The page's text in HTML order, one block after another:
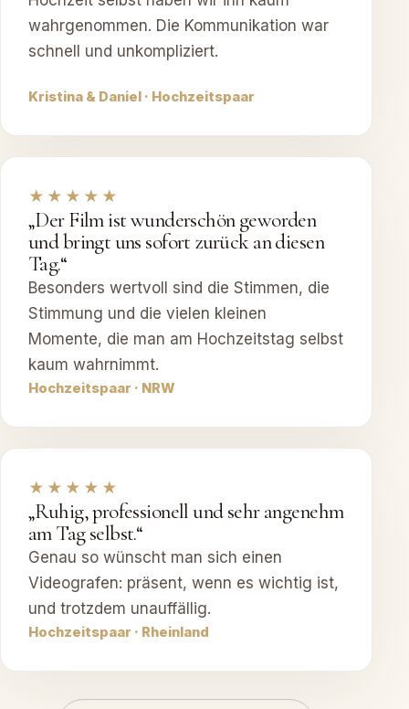
wahrgenommen. Die Kommunikation war
schnell und unkompliziert.
Kristina & Daniel · Hochzeitspaar
★★★★★
„Der Film ist wunderschön geworden
und bringt uns sofort zurück an diesen
Tag.“
Besonders wertvoll sind die Stimmen, die
Stimmung und die vielen kleinen
Momente, die man am Hochzeitstag selbst
kaum wahrnimmt.
Hochzeitspaar · NRW
★★★★★
„Ruhig, professionell und sehr angenehm
am Tag selbst.“
Genau so wünscht man sich einen
Videografen: präsent, wenn es wichtig ist,
und trotzdem unauffällig.
Hochzeitspaar · Rheinland